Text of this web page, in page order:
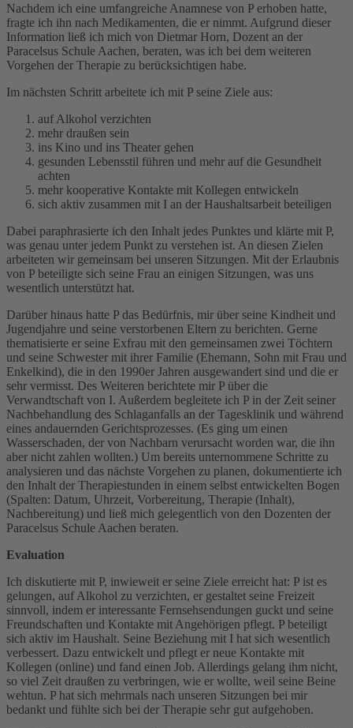
Nachdem ich eine umfangreiche Anamnese von P erhoben hatte,
fragte ich ihn nach Medikamenten, die er nimmt. Aufgrund dieser
Information ließ ich mich von Dietmar Horn, Dozent an der
Paracelsus Schule Aachen, beraten, was ich bei dem weiteren
Vorgehen der Therapie zu berücksichtigen habe.
Im nächsten Schritt arbeitete ich mit P seine Ziele aus:
auf Alkohol verzichten
mehr draußen sein
ins Kino und ins Theater gehen
gesunden Lebensstil führen und mehr auf die Gesundheit
achten
mehr kooperative Kontakte mit Kollegen entwickeln
sich aktiv zusammen mit I an der Haushaltsarbeit beteiligen
Dabei paraphrasierte ich den Inhalt jedes Punktes und klärte mit P,
was genau unter jedem Punkt zu verstehen ist. An diesen Zielen
arbeiteten wir gemeinsam bei unseren Sitzungen. Mit der Erlaubnis
von P beteiligte sich seine Frau an einigen Sitzungen, was uns
wesentlich unterstützt hat.
Darüber hinaus hatte P das Bedürfnis, mir über seine Kindheit und
Jugendjahre und seine verstorbenen Eltern zu berichten. Gerne
thematisierte er seine Exfrau mit den gemeinsamen zwei Töchtern
und seine Schwester mit ihrer Familie (Ehemann, Sohn mit Frau und
Enkelkind), die in den 1990er Jahren ausgewandert sind und die er
sehr vermisst. Des Weiteren berichtete mir P über die
Verwandtschaft von I. Außerdem begleitete ich P in der Zeit seiner
Nachbehandlung des Schlaganfalls an der Tagesklinik und während
eines andauernden Gerichtsprozesses. (Es ging um einen
Wasserschaden, der von Nachbarn verursacht worden war, die ihn
aber nicht zahlen wollten.) Um bereits unternommene Schritte zu
analysieren und das nächste Vorgehen zu planen, dokumentierte ich
den Inhalt der Therapiestunden in einem selbst entwickelten Bogen
(Spalten: Datum, Uhrzeit, Vorbereitung, Therapie (Inhalt),
Nachbereitung) und ließ mich gelegentlich von den Dozenten der
Paracelsus Schule Aachen beraten.
Evaluation
Ich diskutierte mit P, inwieweit er seine Ziele erreicht hat: P ist es
gelungen, auf Alkohol zu verzichten, er gestaltet seine Freizeit
sinnvoll, indem er interessante Fernsehsendungen guckt und seine
Freundschaften und Kontakte mit Angehörigen pflegt. P beteiligt
sich aktiv im Haushalt. Seine Beziehung mit I hat sich wesentlich
verbessert. Dazu entwickelt und pflegt er neue Kontakte mit
Kollegen (online) und fand einen Job. Allerdings gelang ihm nicht,
so viel Zeit draußen zu verbringen, wie er wollte, weil seine Beine
wehtun. P hat sich mehrmals nach unseren Sitzungen bei mir
bedankt und fühlte sich bei der Therapie sehr gut aufgehoben.